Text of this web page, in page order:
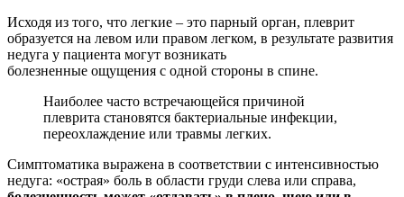
Исходя из того, что легкие – это парный орган, плеврит
образуется на левом или правом легком, в результате развития
недуга у пациента могут возникать
болезненные ощущения с одной стороны в спине.
Наиболее часто встречающейся причиной
плеврита становятся бактериальные инфекции,
переохлаждение или травмы легких.
Симптоматика выражена в соответствии с интенсивностью
недуга: «острая» боль в области груди слева или справа,